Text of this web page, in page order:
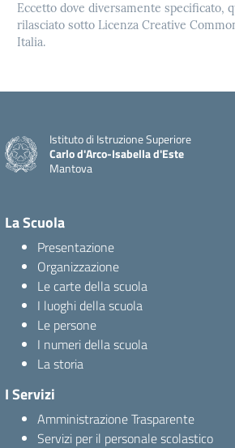
Eccetto dove diversamente specificato,
rilasciato sotto Licenza Creative
Italia.
Istituto di Istruzione Superiore
Carlo d'Arco-Isabella d'Este
Mantova
La Scuola
Presentazione
Organizzazione
Le carte della scuola
I luoghi della scuola
Le persone
I numeri della scuola
La storia
I Servizi
Amministrazione Trasparente
Servizi per il personale scolastico